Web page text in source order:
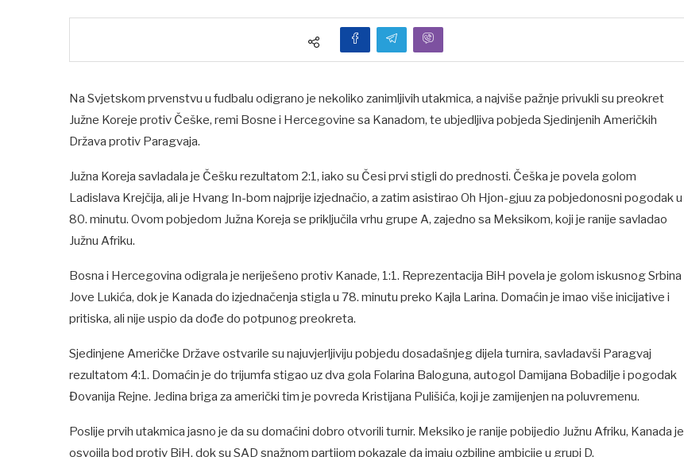
Na Svjetskom prvenstvu u fudbalu odigrano je nekoliko zanimljivih utakmica, a najviše pažnje privukli su preokret
Južne Koreje protiv Češke, remi Bosne i Hercegovine sa Kanadom, te ubjedljiva pobjeda Sjedinjenih Američkih
Država protiv Paragvaja.
Južna Koreja savladala je Češku rezultatom 2:1, iako su Česi prvi stigli do prednosti. Češka je povela golom
Ladislava Krejčija, ali je Hvang In-bom najprije izjednačio, a zatim asistirao Oh Hjon-gjuu za pobjedonosni pogodak u
80. minutu. Ovom pobjedom Južna Koreja se priključila vrhu grupe A, zajedno sa Meksikom, koji je ranije savladao
Južnu Afriku.
Bosna i Hercegovina odigrala je neriješeno protiv Kanade, 1:1. Reprezentacija BiH povela je golom iskusnog Srbina
Jove Lukića, dok je Kanada do izjednačenja stigla u 78. minutu preko Kajla Larina. Domaćin je imao više inicijative i
pritiska, ali nije uspio da dođe do potpunog preokreta.
Sjedinjene Američke Države ostvarile su najuvjerljiviju pobjedu dosadašnjeg dijela turnira, savladavši Paragvaj
rezultatom 4:1. Domaćin je do trijumfa stigao uz dva gola Folarina Baloguna, autogol Damijana Bobadilje i pogodak
Đovanija Rejne. Jedina briga za američki tim je povreda Kristijana Pulišića, koji je zamijenjen na poluvremenu.
Poslije prvih utakmica jasno je da su domaćini dobro otvorili turnir. Meksiko je ranije pobijedio Južnu Afriku, Kanada je
osvojila bod protiv BiH, dok su SAD snažnom partijom pokazale da imaju ozbiljne ambicije u grupi D.